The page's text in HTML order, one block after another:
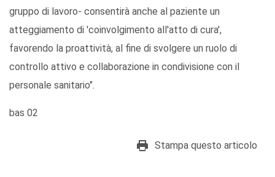
gruppo di lavoro- consentirà anche al paziente un
atteggiamento di 'coinvolgimento all'atto di cura',
favorendo la proattività, al fine di svolgere un ruolo di
controllo attivo e collaborazione in condivisione con il
personale sanitario".
bas 02
Stampa questo articolo